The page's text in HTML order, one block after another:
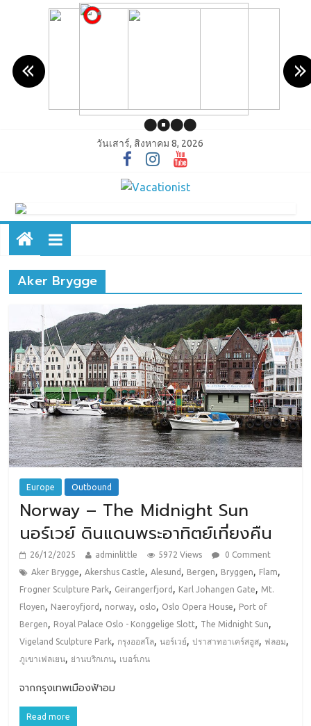
วันเสาร์, สิงหาคม 8, 2026
Aker Brygge
Europe Outbound
Norway – The Midnight Sun
นอร์เวย์ ดินแดนพระอาทิตย์เที่ยงคืน
26/12/2025 adminlittle 5972 Views
0 Comment
Aker Brygge,Akershus Castle,Alesund , Bergen, Bryggen, Flam,
Frogner Sculpture Park, Geirangerfjord , Karl Johangen Gate, Mt.
Floyen, Naeroyfjord , norway, oslo, Oslo Opera House, Port of
Bergen, Royal Palace Oslo - Konggelige Slott, The Midnight Sun,
Vigeland Sculpture Park, กรุงออสโล,นอร์เวย์,ปราสาทอาเคร์สฮูส, ฟลอม,
ภูเขาเฟลเยน, ย่านบริกเกน, เบอร์เกน
จากกรุงเทพเมืองฟ้าอม
Read more